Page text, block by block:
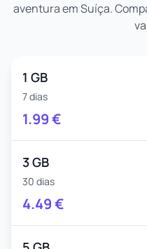
aventura em Suíça.
1 GB
7 dias
1.99€
3 GB
30 dias
4.49€